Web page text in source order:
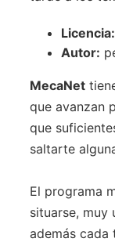
Licencia:
Autor:
MecaNet
que avanzan
que
saltarte
El programa
situarse, muy
además cada